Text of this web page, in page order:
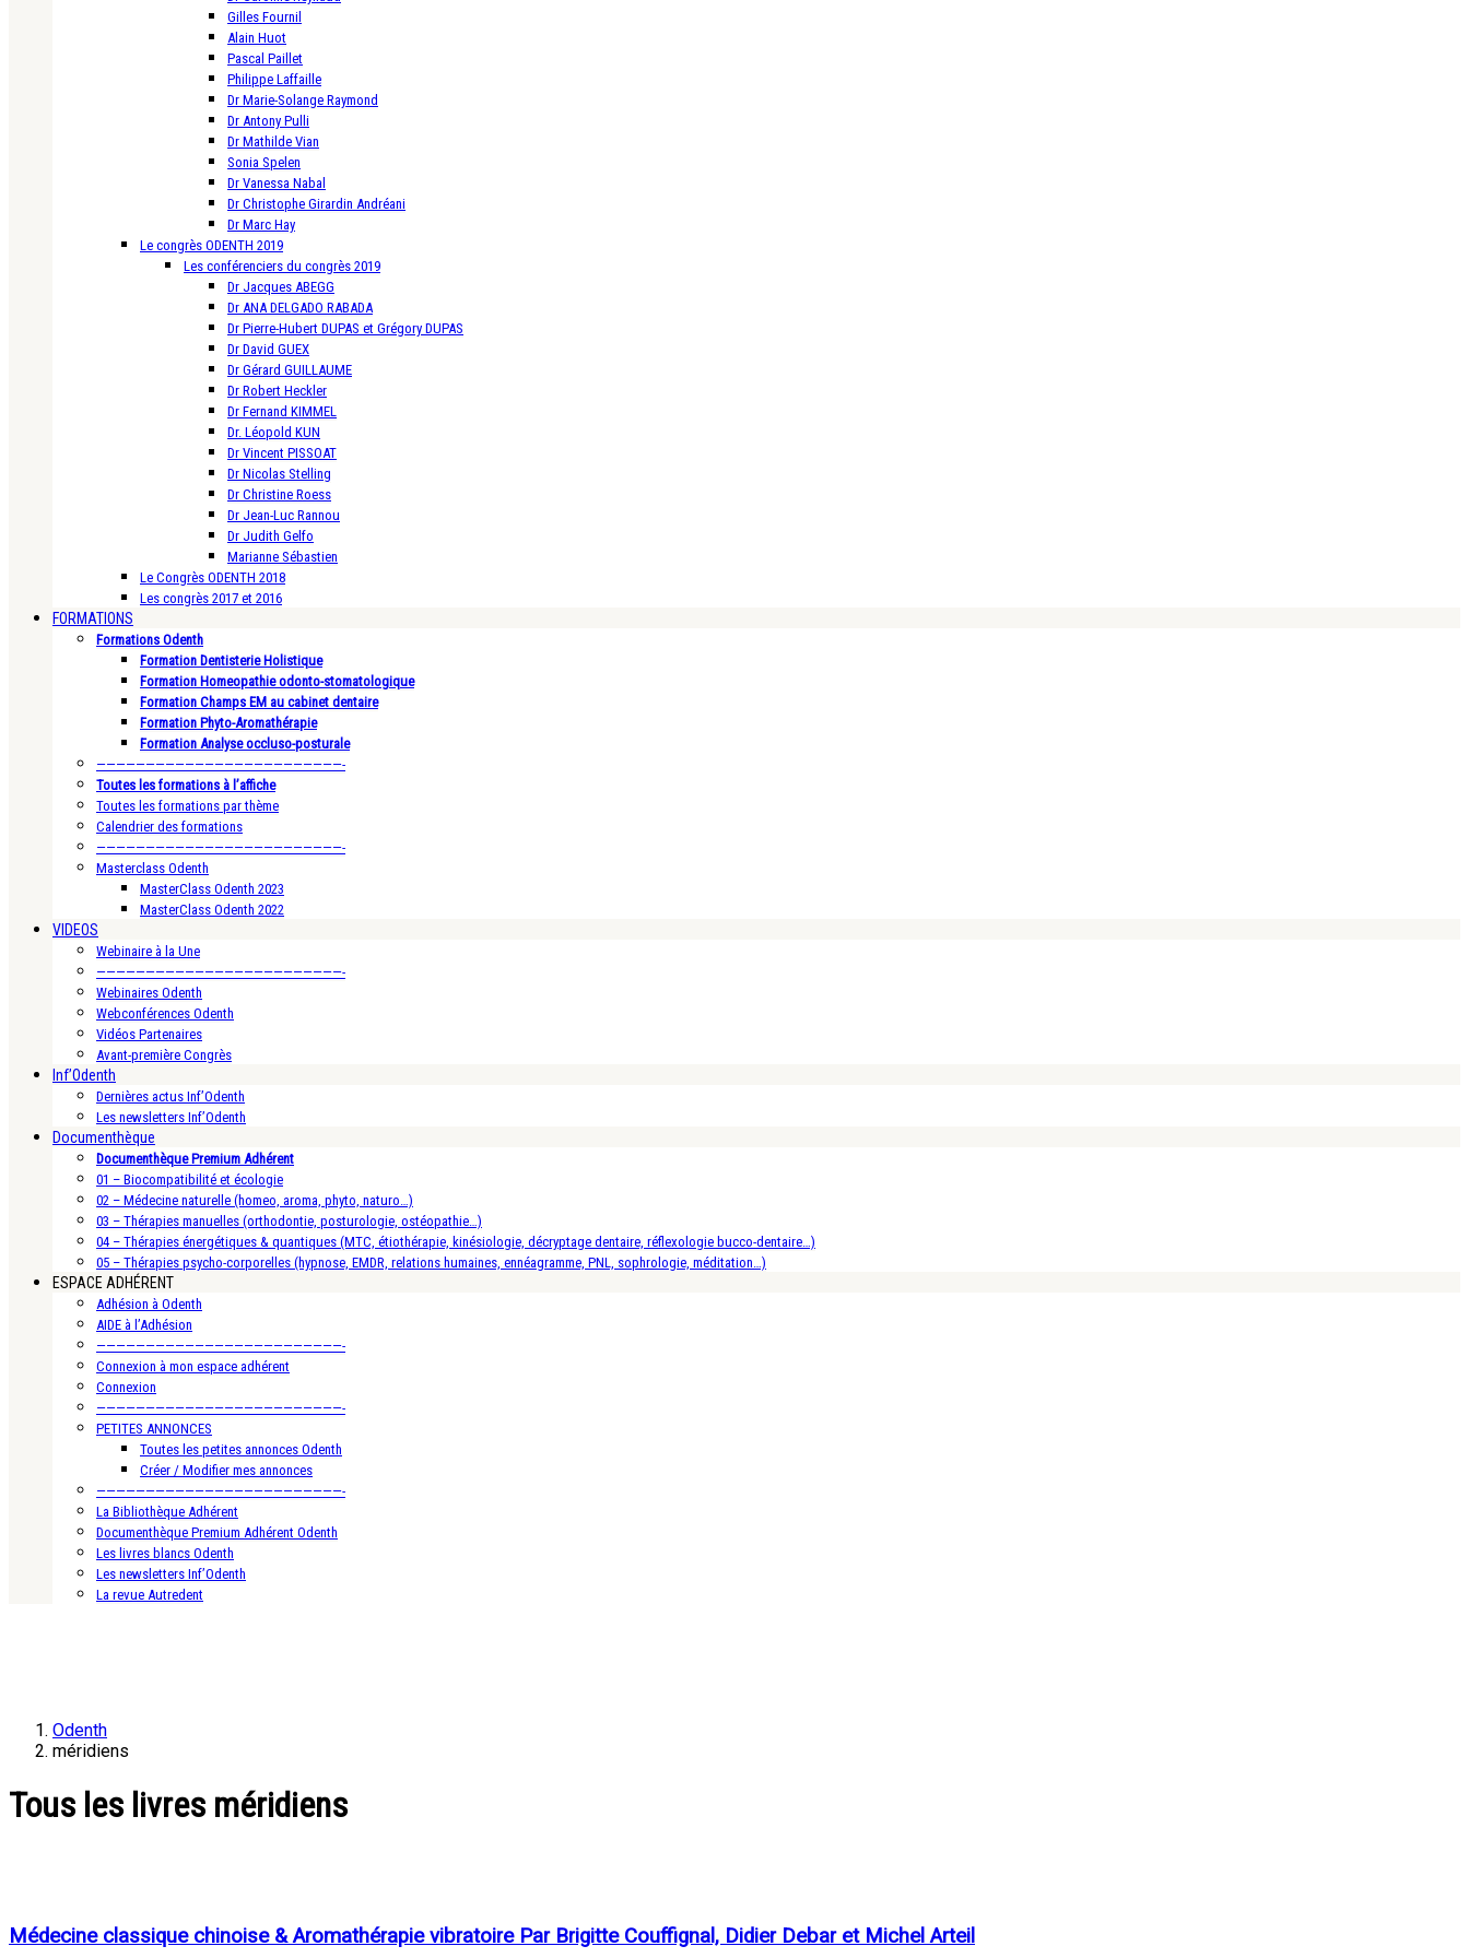
Gilles Fournil
Alain Huot
Pascal Paillet
Philippe Laffaille
Dr Marie-Solange Raymond
Dr Antony Pulli
Dr Mathilde Vian
Sonia Spelen
Dr Vanessa Nabal
Dr Christophe Girardin Andréani
Dr Marc Hay
Le congrès ODENTH 2019
Les conférenciers du congrès 2019
Dr Jacques ABEGG
Dr ANA DELGADO RABADA
Dr Pierre-Hubert DUPAS et Grégory DUPAS
Dr David GUEX
Dr Gérard GUILLAUME
Dr Robert Heckler
Dr Fernand KIMMEL
Dr. Léopold KUN
Dr Vincent PISSOAT
Dr Nicolas Stelling
Dr Christine Roess
Dr Jean-Luc Rannou
Dr Judith Gelfo
Marianne Sébastien
Le Congrès ODENTH 2018
Les congrès 2017 et 2016
FORMATIONS
Formations Odenth
Formation Dentisterie Holistique
Formation Homeopathie odonto-stomatologique
Formation Champs EM au cabinet dentaire
Formation Phyto-Aromathérapie
Formation Analyse occluso-posturale
—————————————————————————-
Toutes les formations à l’affiche
Toutes les formations par thème
Calendrier des formations
—————————————————————————-
Masterclass Odenth
MasterClass Odenth 2023
MasterClass Odenth 2022
VIDEOS
Webinaire à la Une
—————————————————————————-
Webinaires Odenth
Webconférences Odenth
Vidéos Partenaires
Avant-première Congrès
Inf’Odenth
Dernières actus Inf’Odenth
Les newsletters Inf’Odenth
Documenthèque
Documenthèque Premium Adhérent
01 – Biocompatibilité et écologie
02 – Médecine naturelle (homeo, aroma, phyto, naturo…)
03 – Thérapies manuelles (orthodontie, posturologie, ostéopathie…)
04 – Thérapies énergétiques & quantiques (MTC, étiothérapie, kinésiologie, décryptage dentaire, réflexologie bucco-dentaire…)
05 – Thérapies psycho-corporelles (hypnose, EMDR, relations humaines, ennéagramme, PNL, sophrologie, méditation…)
ESPACE ADHÉRENT
Adhésion à Odenth
AIDE à l’Adhésion
—————————————————————————-
Connexion à mon espace adhérent
Connexion
—————————————————————————-
PETITES ANNONCES
Toutes les petites annonces Odenth
Créer / Modifier mes annonces
—————————————————————————-
La Bibliothèque Adhérent
Documenthèque Premium Adhérent Odenth
Les livres blancs Odenth
Les newsletters Inf’Odenth
La revue Autredent
Odenth
méridiens
Tous les livres méridiens
Médecine classique chinoise & Aromathérapie vibratoire Par Brigitte Couffignal, Didier Debar et Michel Arteil